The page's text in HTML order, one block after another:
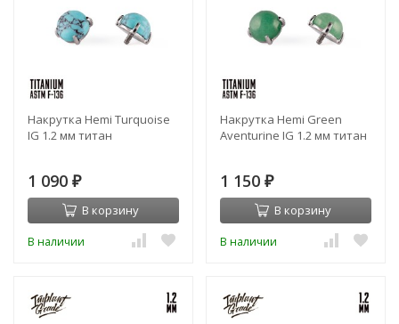
Накрутка Hemi Turquoise
IG 1.2 мм титан
1 090 ₽
В корзину
В наличии
Накрутка Hemi Green
Aventurine IG 1.2 мм титан
1 150 ₽
В корзину
В наличии